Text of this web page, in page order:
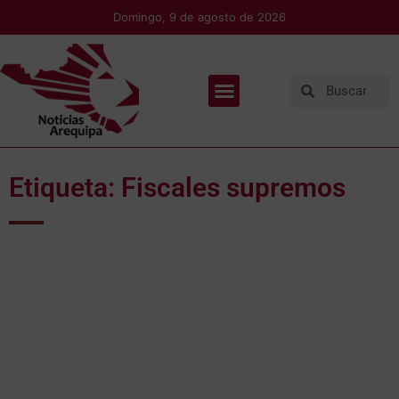
Domingo, 9 de agosto de 2026
Etiqueta: Fiscales supremos